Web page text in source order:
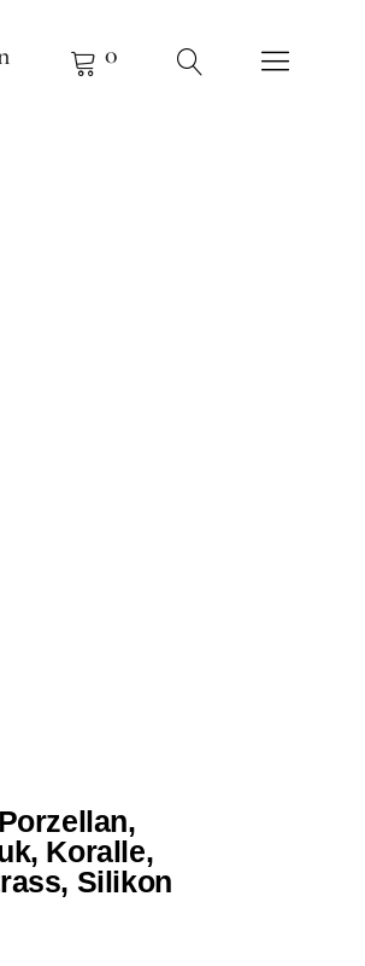
0
Koralle,
Silikon